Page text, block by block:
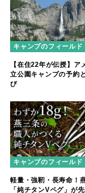
キャンプのフィールド
【在住22年が伝授】ア
立公園キャンプの予約
び
キャンプのフィールド
軽量・強靭・長寿命！
「純チタンVペグ」が